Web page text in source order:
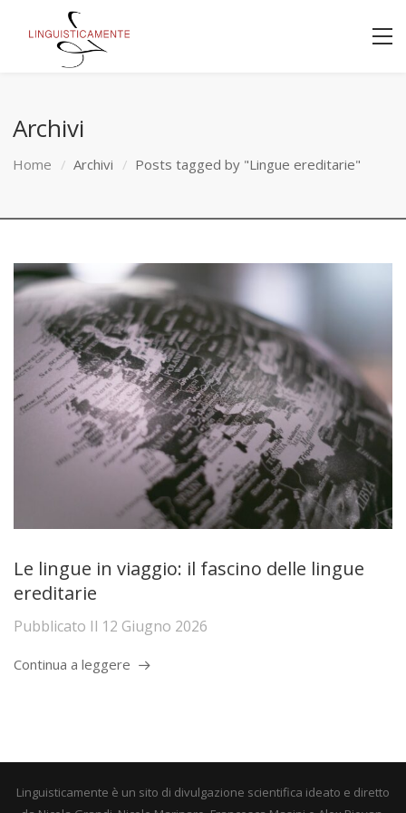
Archivi
Home Archivi Posts tagged by "Lingue ereditarie"
Le lingue in viaggio: il fascino delle lingue
ereditarie
Pubblicato Il 12 Giugno 2026
Continua a leggere
Linguisticamente è un sito di divulgazione scientifica ideato e diretto